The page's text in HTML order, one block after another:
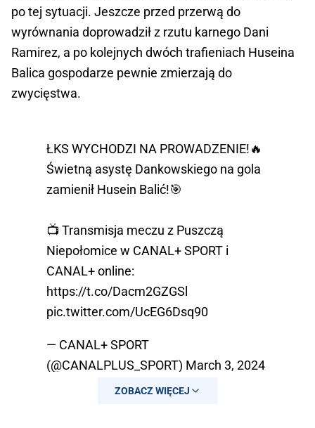
po tej sytuacji. Jeszcze przed przerwą do
wyrównania doprowadził z rzutu karnego Dani
Ramirez, a po kolejnych dwóch trafieniach Huseina
Balica gospodarze pewnie zmierzają do
zwycięstwa.
ŁKS WYCHODZI NA PROWADZENIE!🔥
Świetną asystę Dankowskiego na gola
zamienił Husein Balić!🎯
📺 Transmisja meczu z Puszczą
Niepołomice w CANAL+ SPORT i
CANAL+ online:
https://t.co/Dacm2GZGSl
pic.twitter.com/UcEG6Dsq90
— CANAL+ SPORT
(@CANALPLUS_SPORT) March 3, 2024
ZOBACZ WIĘCEJ